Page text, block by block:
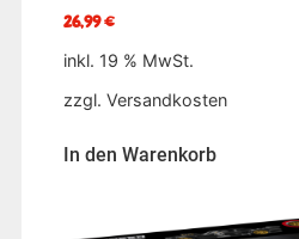
26,99€
inkl. 19 % MwSt.
zzgl. Versandkosten
In den Warenkorb